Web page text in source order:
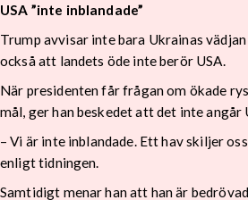
USA ”inte inblandade”
Trump avvisar inte bara Ukrainas
också att landets öde inte berör USA.
När presidenten får frågan om ökade
mål, ger han beskedet att det inte angår
– Vi är inte inblandade. Ett hav skiljer
enligt tidningen.
Samtidigt menar han att han är